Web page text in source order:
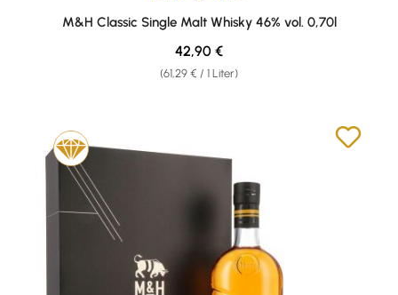
Durchschnittliche Bewertung von 4.7 von 5 Sternen
M&H Classic Single Malt Whisky 46% vol. 0,70l
(61,29 € / 1 Liter)
Regulärer Preis:
42,90 €